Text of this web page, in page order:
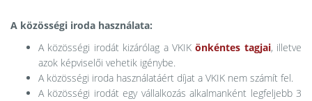
A közösségi iroda használata:
A közösségi irodát kizárólag a VKIKönkéntes tagjai, illetve
azok képviselői vehetik igénybe.
A közösségi iroda használatáért díjat a VKIK nem számít fel.
A közösségi irodát egy vállalkozás alkalmanként legfeljebb 3